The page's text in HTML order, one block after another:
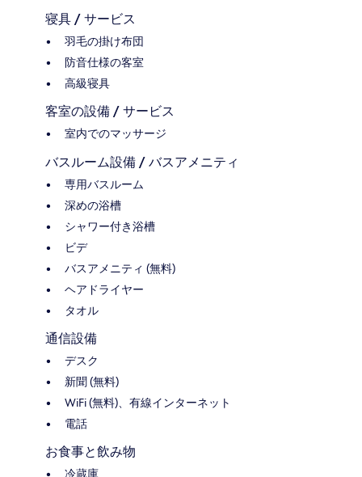
寝具 / サービス
羽毛の掛け布団
防音仕様の客室
高級寝具
客室の設備 / サービス
室内でのマッサージ
バスルーム設備 / バスアメニティ
専用バスルーム
深めの浴槽
シャワー付き浴槽
ビデ
バスアメニティ (無料)
ヘアドライヤー
タオル
通信設備
デスク
新聞 (無料)
WiFi (無料)、有線インターネット
電話
お食事と飲み物
冷蔵庫